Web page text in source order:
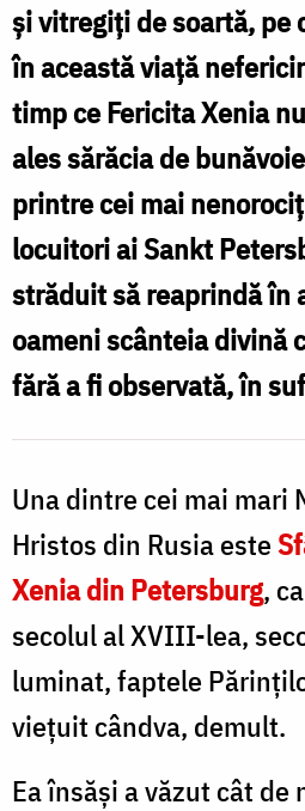
şi vitregiţi de soartă, pe
în această viață
timp ce Fericita Xenia
ales sărăcia de
printre cei mai
locuitori ai Sankt
străduit să reaprindă în
oameni scânteia divină
fără a fi observată, în
Una dintre cei mai mari
Hristos din Rusia este
Xenia din Petersburg,
secolul al XVIII-lea,
luminat, faptele
viețuit cândva, demult.
Ea însăşi a văzut cât